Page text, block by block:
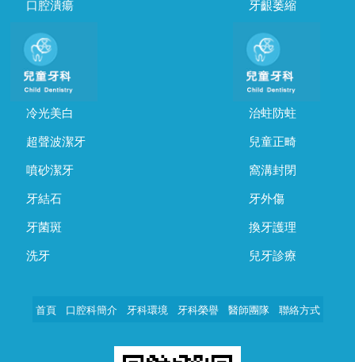
口腔潰瘍 牙齦萎縮
冷光美白
超聲波潔牙
噴砂潔牙
牙結石
牙菌斑
洗牙
治蛀防蛀
兒童正畸
窩溝封閉
牙外傷
換牙護理
兒牙診療
首頁 口腔科簡介 牙科環境 牙科榮譽 醫師團隊 聯絡方式